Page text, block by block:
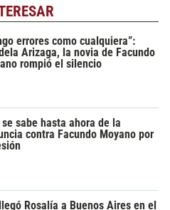
errores como cualquiera”:
Arizaga, la novia de Facundo
rompió el silencio
se sabe hasta ahora de la
contra Facundo Moyano por
Rosalía a Buenos Aires en el